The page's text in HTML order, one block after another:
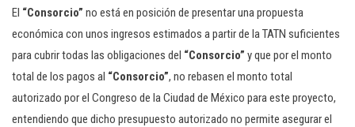
El “Consorcio” no está en posición de presentar una propuesta
económica con unos ingresos estimados a partir de la TATN suficientes
para cubrir todas las obligaciones del “Consorcio” y que por el monto
total de los pagos al “Consorcio”, no rebasen el monto total
autorizado por el Congreso de la Ciudad de México para este proyecto,
entendiendo que dicho presupuesto autorizado no permite asegurar el